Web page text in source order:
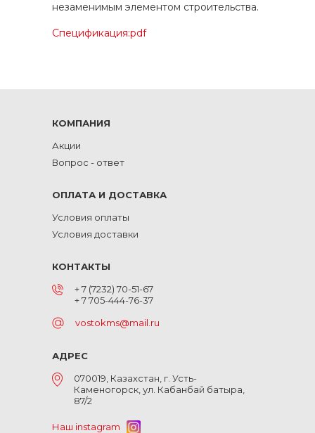
незаменимым элементом строительства.
Спецификация:pdf
КОМПАНИЯ
Акции
Вопрос - ответ
ОПЛАТА И ДОСТАВКА
Условия оплаты
Условия доставки
КОНТАКТЫ
+ 7 (7232) 70-51-67
+ 7 705-444-76-37
vostokms@mail.ru
АДРЕС
070019, Казахстан, г. Усть-
Каменогорск, ул. Кабанбай батыра,
87/2
Наш instagram